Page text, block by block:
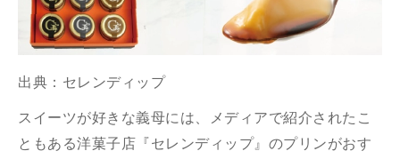
出典： セレンディップ
スイーツが好きな義母には、メディアで紹介されたこ
ともある洋菓子店『セレンディップ』のプリンがおす